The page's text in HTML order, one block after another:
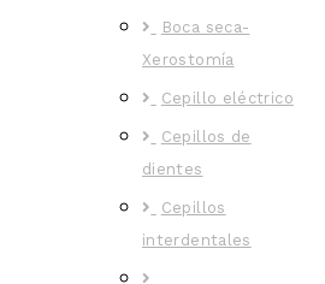
Boca seca-
Xerostomía
Cepillo eléctrico
Cepillos de
dientes
Cepillos
interdentales